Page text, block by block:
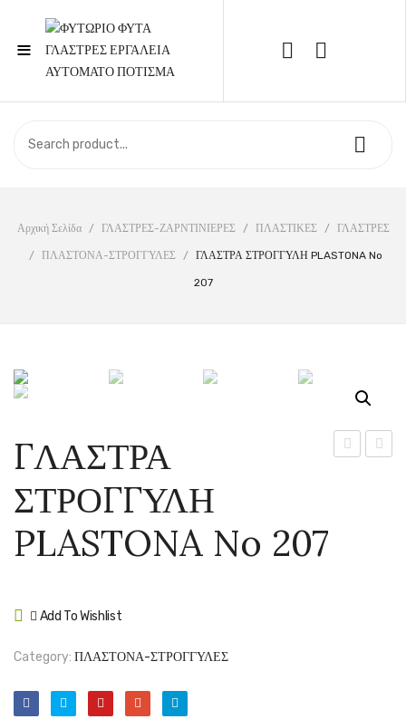
≡
Call Support: 210 6857844
ΣΧΕΤΙΚΆ ΜΕ ΕΜΆΣ
ΕΠΙΚΟΙΝΩΝΊΑ
Αρχική Σελίδα / ΓΛΑΣΤΡΕΣ-ΖΑΡΝΤΙΝΙΕΡΕΣ / ΠΛΑΣΤΙΚΕΣ / ΓΛΑΣΤΡΕΣ
/ ΠΛΑΣΤΟΝΑ-ΣΤΡΟΓΓΥΛΕΣ / ΓΛΑΣΤΡΑ ΣΤΡΟΓΓΥΛΗ PLASTONA No
207
ΓΛΑΣΤΡΑ
ΣΤΡΟΓΓΥΛΗ
PLASTONA No 207
Add To Wishlist
Category: ΠΛΑΣΤΟΝΑ-ΣΤΡΟΓΓΥΛΕΣ